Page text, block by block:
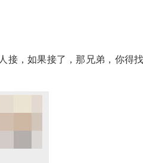
接，如果接了，那兄弟，你得